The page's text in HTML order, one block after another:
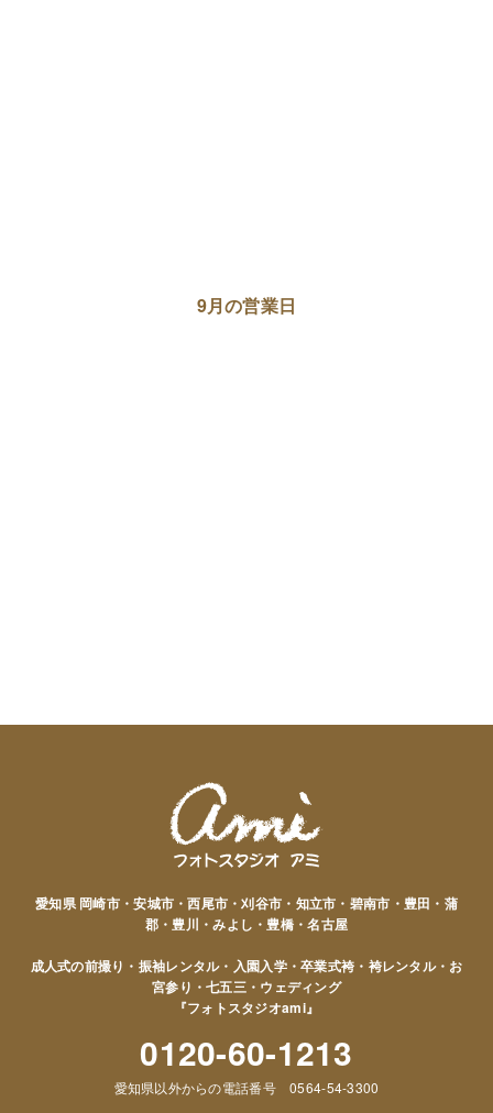
9月の営業日
愛知県 岡崎市・安城市・西尾市・刈谷市・知立市・碧南市・豊田・蒲
郡・豊川・みよし・豊橋・名古屋
成人式の前撮り・振袖レンタル・入園入学・卒業式袴・袴レンタル・お
宮参り・七五三・ウェディング
『フォトスタジオami』
0120-60-1213
愛知県以外からの電話番号 0564-54-3300